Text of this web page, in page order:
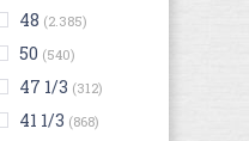
48 (2.385)
50 (540)
47 1/3 (312)
41 1/3 (868)